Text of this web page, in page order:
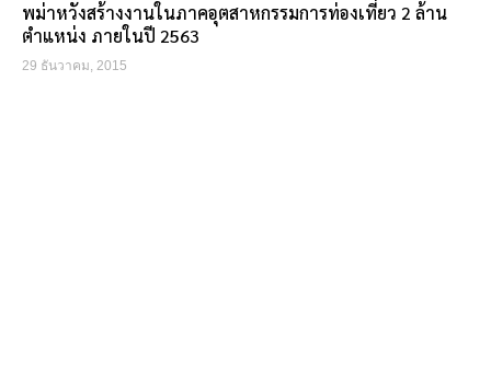
พม่าหวังสร้างงานในภาคอุตสาหกรรมการท่องเที่ยว 2 ล้าน
ตำแหน่ง ภายในปี 2563
29 ธันวาคม, 2015